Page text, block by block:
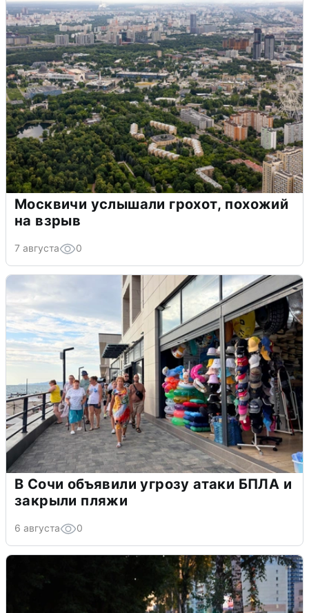
Москвичи услышали грохот, похожий
на взрыв
7 августа 0
В Сочи объявили угрозу атаки БПЛА и
закрыли пляжи
6 августа 0